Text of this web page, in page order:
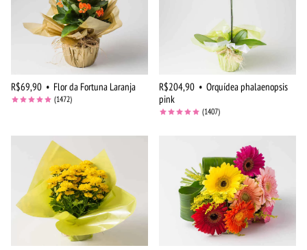
R$69,90 • Flor da Fortuna Laranja
(1472)
R$204,90 • Orquídea phalaenopsis
pink
(1407)